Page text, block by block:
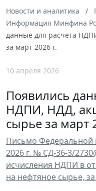
Новости и аналитика
Информация Минфина
данные для расчета
за март 2026 г.
10 апреля 2026
Появились
НДПИ, НДД,
сырье за март
Письмо Федеральной
2026 г. № СД-36-3/
исчисления НДПИ в
на нефтяное сырье,